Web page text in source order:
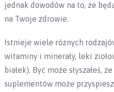
jednak dowodów na to, że
na Twoje zdrowie.
Istnieje wiele różnych
witaminy i minerały, leki
białek). Być może słyszałeś,
suplementów może